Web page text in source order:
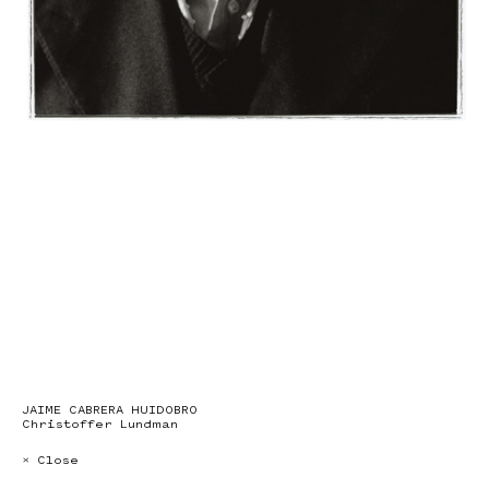
JAIME CABRERA HUIDOBRO
Christoffer Lundman
× Close